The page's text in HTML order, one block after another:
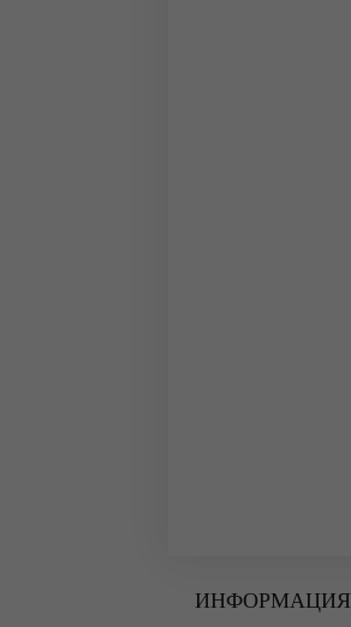
ИНФОРМАЦИЯ